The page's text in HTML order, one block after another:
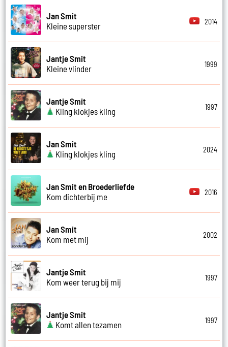
Jan Smit
Kleine superster
2014
Jantje Smit
Kleine vlinder
1999
Jantje Smit
Kling klokjes kling
1997
Jan Smit
Kling klokjes kling
2024
Jan Smit en Broederliefde
Kom dichterbij me
2016
Jan Smit
Kom met mij
2002
Jantje Smit
Kom weer terug bij mij
1997
Jantje Smit
Komt allen tezamen
1997